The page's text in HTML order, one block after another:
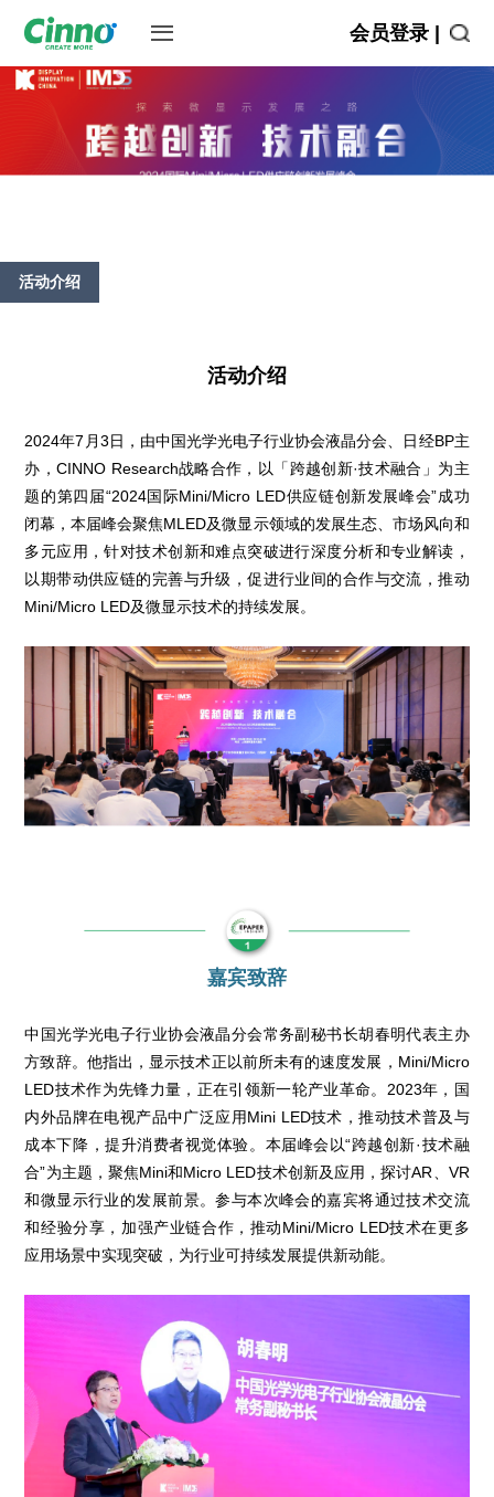
会员登录 |
活动介绍
活动介绍
2024年7月3日，由中国光学光电子行业协会液晶分会、日经BP主
办，CINNO Research战略合作，以「跨越创新·技术融合」为主
题的第四届“2024国际Mini/Micro LED供应链创新发展峰会”成功
闭幕，本届峰会聚焦MLED及微显示领域的发展生态、市场风向和
多元应用，针对技术创新和难点突破进行深度分析和专业解读，
以期带动供应链的完善与升级，促进行业间的合作与交流，推动
Mini/Micro LED及微显示技术的持续发展。
嘉宾致辞
中国光学光电子行业协会液晶分会常务副秘书长胡春明代表主办
方致辞。他指出，显示技术正以前所未有的速度发展，Mini/Micro
LED技术作为先锋力量，正在引领新一轮产业革命。2023年，国
内外品牌在电视产品中广泛应用Mini LED技术，推动技术普及与
成本下降，提升消费者视觉体验。本届峰会以“跨越创新·技术融
合”为主题，聚焦Mini和Micro LED技术创新及应用，探讨AR、VR
和微显示行业的发展前景。参与本次峰会的嘉宾将通过技术交流
和经验分享，加强产业链合作，推动Mini/Micro LED技术在更多
应用场景中实现突破，为行业可持续发展提供新动能。